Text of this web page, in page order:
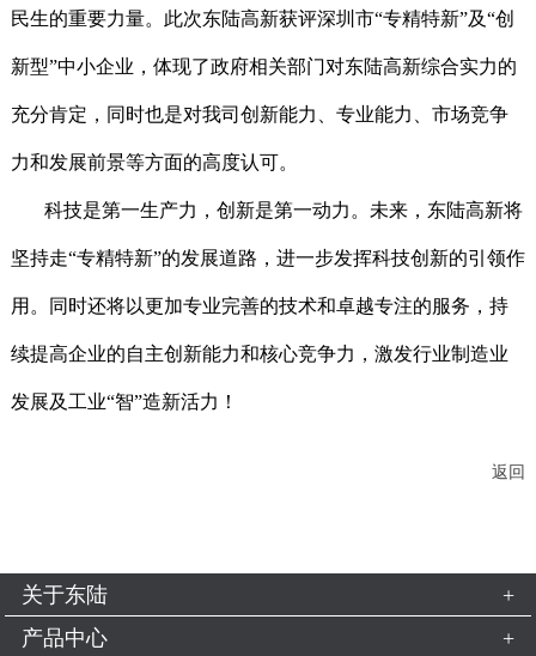
民生的重要力量。此次东陆高新获评深圳市“专精特新”及“创
新型”中小企业，体现了政府相关部门对东陆高新综合实力的
充分肯定，同时也是对我司创新能力、专业能力、市场竞争
力和发展前景等方面的高度认可。
科技是第一生产力，创新是第一动力。未来，东陆高新将
坚持走“专精特新”的发展道路，进一步发挥科技创新的引领作
用。同时还将以更加专业完善的技术和卓越专注的服务，持
续提高企业的自主创新能力和核心竞争力，激发行业制造业
发展及工业“智”造新活力！
返回
关于东陆
公司简介
产品中心